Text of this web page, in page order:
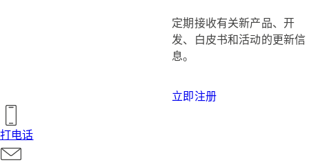
定期接收有关新产品、开
发、白皮书和活动的更新信
息。
立即注册
打电话